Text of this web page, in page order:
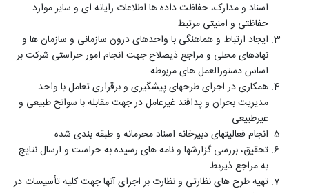
اسناد و مدارک، حفاظت داده­ ها اطلاعات رایانه­ ای و سایر موارد
حفاظتی و امنیتی مرتبط
ایجاد ارتباط و هماهنگی با واحدهای درون سازمانی و سازمان­ ها و
نهادهای محلی و مراجع ذیصلاح جهت انجام امور حراستی شرکت بر
اساس دستورالعمل­ های مربوطه
همکاری در اجرای طرح­های پیشگیری و برقراری تعامل با واحد
مدیریت بحران و پدافند غیرعامل در جهت مقابله با سوانح طبیعی و
غیرطبیعی
انجام فعالیت­های دبیرخانه اسناد محرمانه و طبقه ­بندی شده
تحقیق، بررسی گزارش­ها و نامه­ های رسیده به حراست و ارسال نتایج
به مراجع ذیربط
تهیه طرح­ های نظارتی و نظارت بر اجرای آنها جهت کلیه تأسیسات در